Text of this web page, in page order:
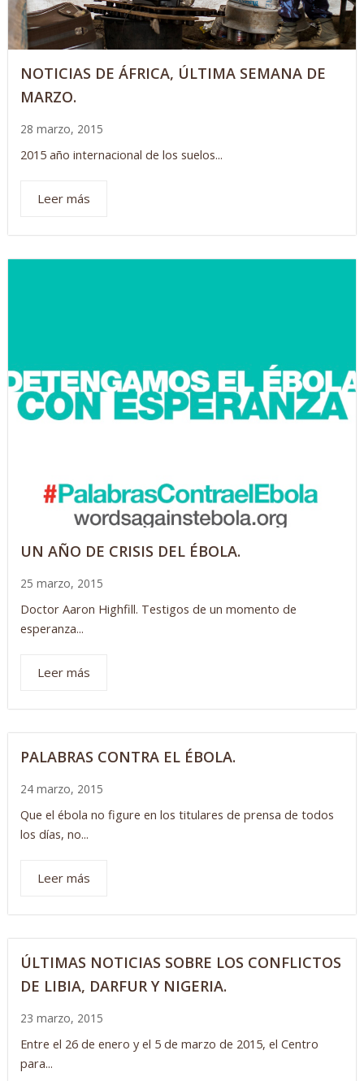
NOTICIAS DE ÁFRICA, ÚLTIMA SEMANA DE
MARZO.
28 marzo, 2015
2015 año internacional de los suelos...
Leer más
UN AÑO DE CRISIS DEL ÉBOLA.
25 marzo, 2015
Doctor Aaron Highfill. Testigos de un momento de
esperanza...
Leer más
PALABRAS CONTRA EL ÉBOLA.
24 marzo, 2015
Que el ébola no figure en los titulares de prensa de todos
los días, no...
Leer más
ÚLTIMAS NOTICIAS SOBRE LOS CONFLICTOS
DE LIBIA, DARFUR Y NIGERIA.
23 marzo, 2015
Entre el 26 de enero y el 5 de marzo de 2015, el Centro
para...